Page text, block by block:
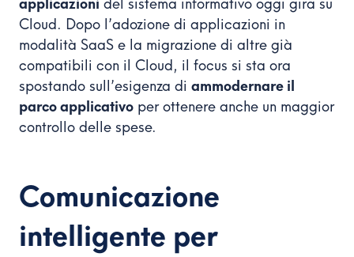
applicazioni del sistema informativo oggi gira su
Cloud. Dopo l’adozione di applicazioni in
modalità SaaS e la migrazione di altre già
compatibili con il Cloud, il focus si sta ora
spostando sull’esigenza di ammodernare il
parco applicativo per ottenere anche un maggior
controllo delle spese.
Comunicazione
intelligente per